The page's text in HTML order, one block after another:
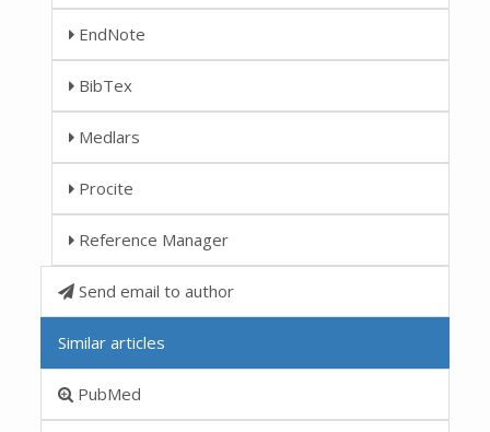
EndNote
BibTex
Medlars
Procite
Reference Manager
Send email to author
Similar articles
PubMed